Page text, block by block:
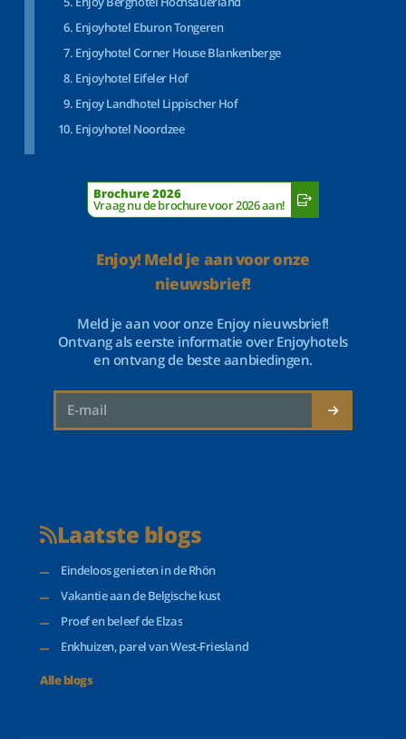
Enjoyhotel Eburon Tongeren
Enjoyhotel Corner House Blankenberge
Enjoyhotel Eifeler Hof
Enjoy Landhotel Lippischer Hof
Enjoyhotel Noordzee
Brochure 2026
Vraag nu de brochure voor 2026 aan!
Enjoy! Meld je aan voor onze
nieuwsbrief!
Meld je aan voor onze Enjoy nieuwsbrief!
Ontvang als eerste informatie over Enjoyhotels
en ontvang de beste aanbiedingen.
Laatste blogs
Eindeloos genieten in de Rhön
Vakantie aan de Belgische kust
Proef en beleef de Elzas
Enkhuizen, parel van West-Friesland
Alle blogs